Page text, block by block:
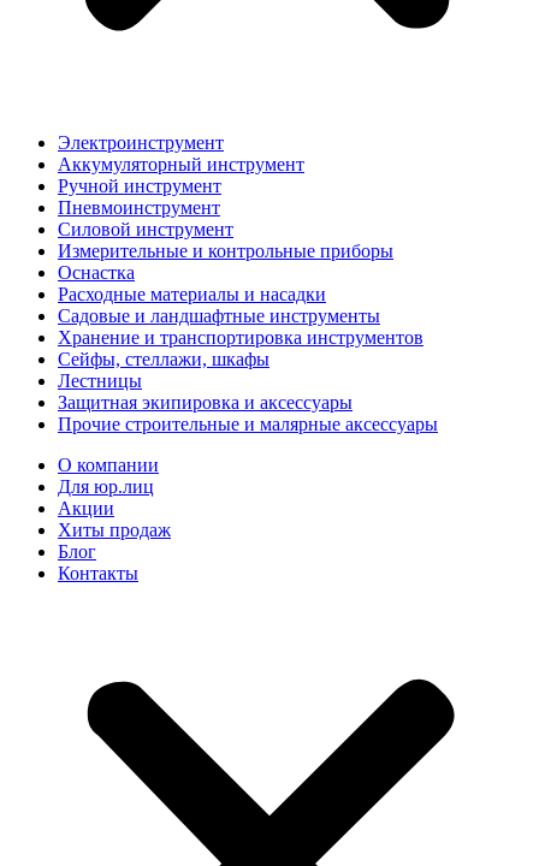
Электроинструмент
Аккумуляторный инструмент
Ручной инструмент
Пневмоинструмент
Силовой инструмент
Измерительные и контрольные приборы
Оснастка
Расходные материалы и насадки
Садовые и ландшафтные инструменты
Хранение и транспортировка инструментов
Сейфы, стеллажи, шкафы
Лестницы
Защитная экипировка и аксессуары
Прочие строительные и малярные аксессуары
О компании
Для юр.лиц
Акции
Хиты продаж
Блог
Контакты